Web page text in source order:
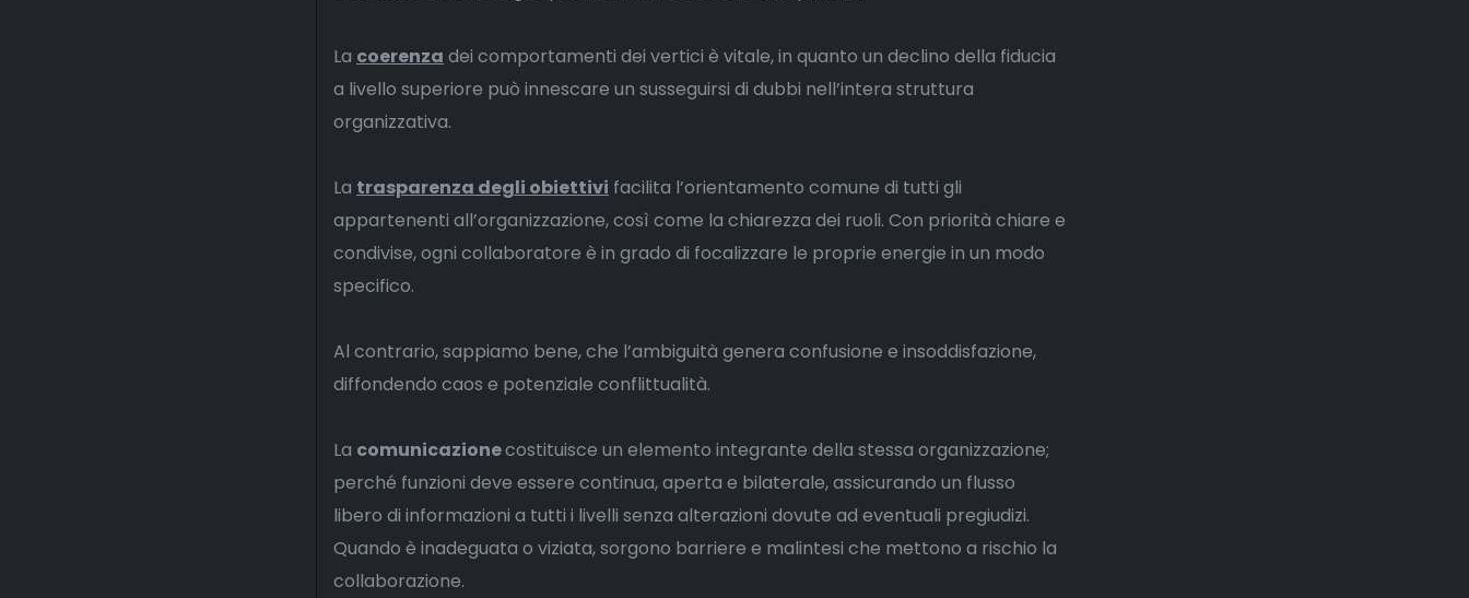
La coerenza dei comportamenti dei vertici è vitale, in quanto un declino della fiducia
a livello superiore può innescare un susseguirsi di dubbi nell’intera struttura
organizzativa.
La trasparenza degli obiettivi facilita l’orientamento comune di tutti gli
appartenenti all’organizzazione, così come la chiarezza dei ruoli. Con priorità chiare e
condivise, ogni collaboratore è in grado di focalizzare le proprie energie in un modo
specifico.
Al contrario, sappiamo bene, che l’ambiguità genera confusione e insoddisfazione,
diffondendo caos e potenziale conflittualità.
La comunicazionecostituisce un elemento integrante della stessa organizzazione;
perché funzioni deve essere continua, aperta e bilaterale, assicurando un flusso
libero di informazioni a tutti i livelli senza alterazioni dovute ad eventuali pregiudizi.
Quando è inadeguata o viziata, sorgono barriere e malintesi che mettono a rischio la
collaborazione.